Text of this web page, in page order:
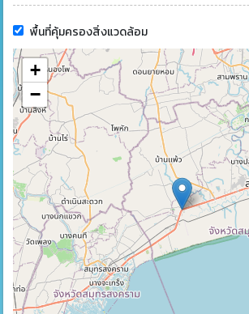
พื้นที่คุ้มครองสิ่งแวดล้อม
+
−